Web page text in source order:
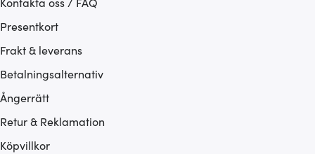
Presentkort
Frakt & leverans
Betalningsalternativ
Ångerrätt
Retur & Reklamation
Köpvillkor